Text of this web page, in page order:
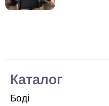
Каталог
Боді